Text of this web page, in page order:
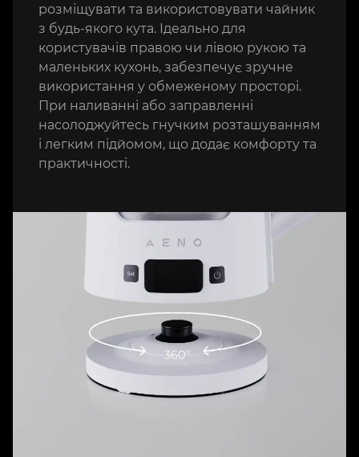
розміщувати та використовувати чайник
з будь-якого кута. Ідеально для
користувачів правою чи лівою рукою та
маленьких кухонь, забезпечує зручне
використання у обмеженому просторі.
При наливанні або заправленні
насолоджуйтесь гнучким розташуванням
і легким підйомом, що додає комфорту та
практичності.